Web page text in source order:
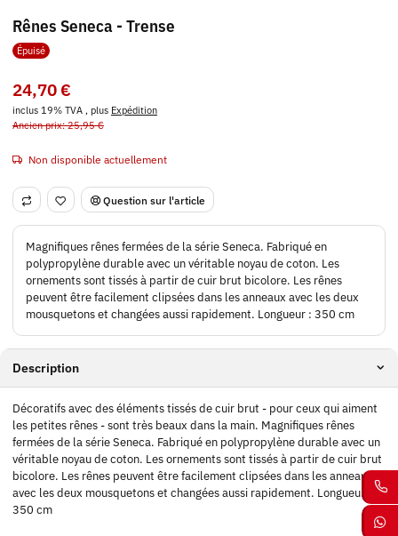
Rênes Seneca - Trense
Épuisé
24,70 €
inclus 19% TVA , plus Expédition
Ancien prix: 25,95 €
Non disponible actuellement
Question sur l'article
Magnifiques rênes fermées de la série Seneca. Fabriqué en
polypropylène durable avec un véritable noyau de coton. Les
ornements sont tissés à partir de cuir brut bicolore. Les rênes
peuvent être facilement clipsées dans les anneaux avec les deux
mousquetons et changées aussi rapidement. Longueur : 350 cm
Description
Décoratifs avec des éléments tissés de cuir brut - pour ceux qui aiment
les petites rênes - sont très beaux dans la main. Magnifiques rênes
fermées de la série Seneca. Fabriqué en polypropylène durable avec un
véritable noyau de coton. Les ornements sont tissés à partir de cuir brut
bicolore. Les rênes peuvent être facilement clipsées dans les anneaux
avec les deux mousquetons et changées aussi rapidement. Longueur :
350 cm